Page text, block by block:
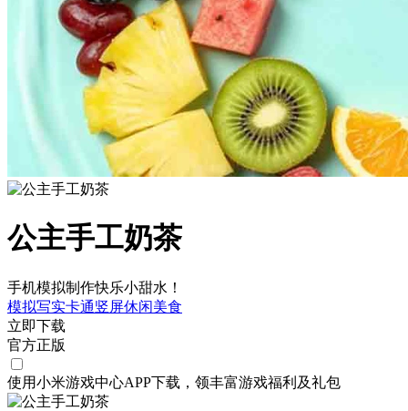
公主手工奶茶
手机模拟制作快乐小甜水！
模拟写实卡通竖屏休闲美食
立即下载
官方正版
使用小米游戏中心APP下载 ，领丰富游戏福利 及礼包